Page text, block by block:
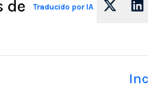
de
Traducido por IA